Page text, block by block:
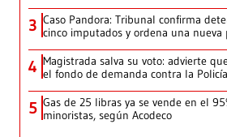
3 Caso Pandora: Tribunal confirma
cinco imputados y ordena una nueva
4 Magistrada salva su voto: advierte
el fondo de demanda contra la
5 Gas de 25 libras ya se vende en el
minoristas, según Acodeco